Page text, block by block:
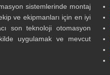
sistemlerinde montaj
ve ekipmanları için en iyi
son teknoloji otomasyon
uygulamak ve mevcut